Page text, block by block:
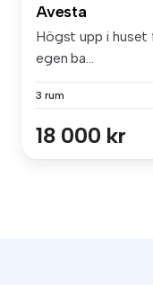
Avesta
Högst upp i huset
egen ba...
3 rum
18 000 kr